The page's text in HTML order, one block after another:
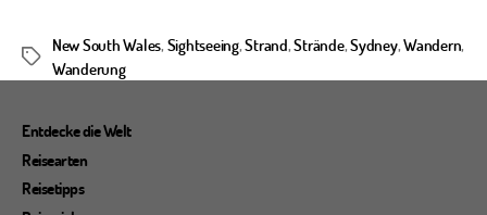
Schlagwörter
New South Wales, Sightseeing,Strand,Strände,Sydney,Wandern,
Wanderung
Entdecke die Welt
Reisearten
Reisetipps